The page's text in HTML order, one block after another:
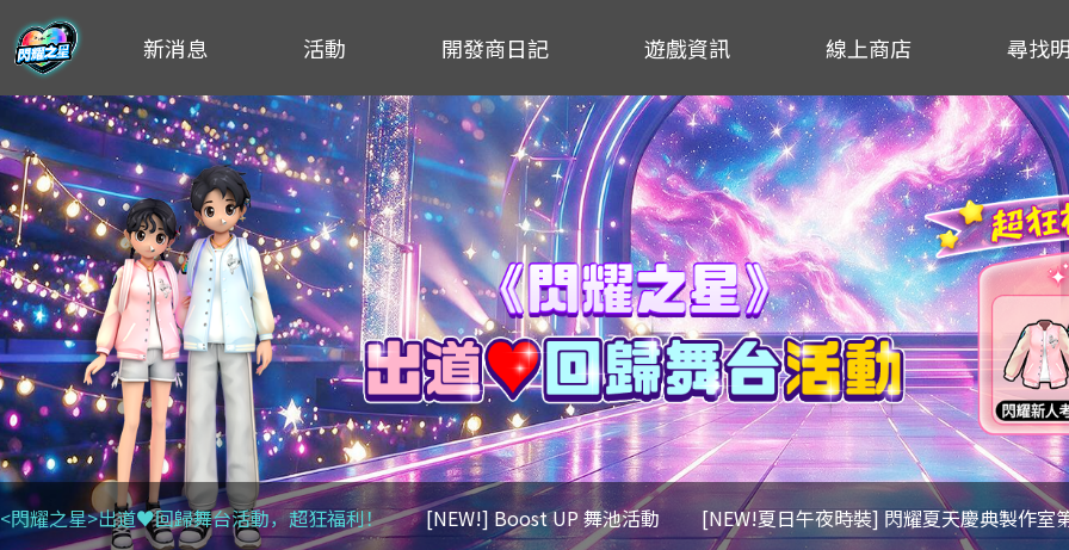
新消息 活動 開發商日記 遊戲資訊 線上商店 尋找
<閃耀之星>出道♥回歸舞台活動，超狂福利！ [NEW!] Boost UP 舞池活動 [NEW!夏日午夜時裝] 閃耀夏天慶典製作室